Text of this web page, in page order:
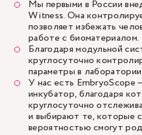
Мы первыми в России
Witness. Она
позволяет избежать
работе с биоматериалом.
Благодаря модульной
круглосуточно
параметры в
У нас есть EmbryoScope
инкубатор, благодаря
круглосуточно
и выбирают те, которые
вероятностью смогут